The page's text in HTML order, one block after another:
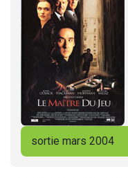
sortie mars 2004